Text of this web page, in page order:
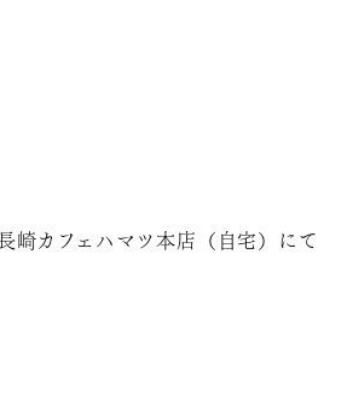
崎カフェハマツ本店（自宅）にて